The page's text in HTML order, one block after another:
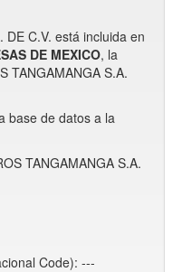
DE C.V. está incluida en
DE MEXICO, la
TANGAMANGA S.A.
base de datos a la
TANGAMANGA S.A.
Code): ---